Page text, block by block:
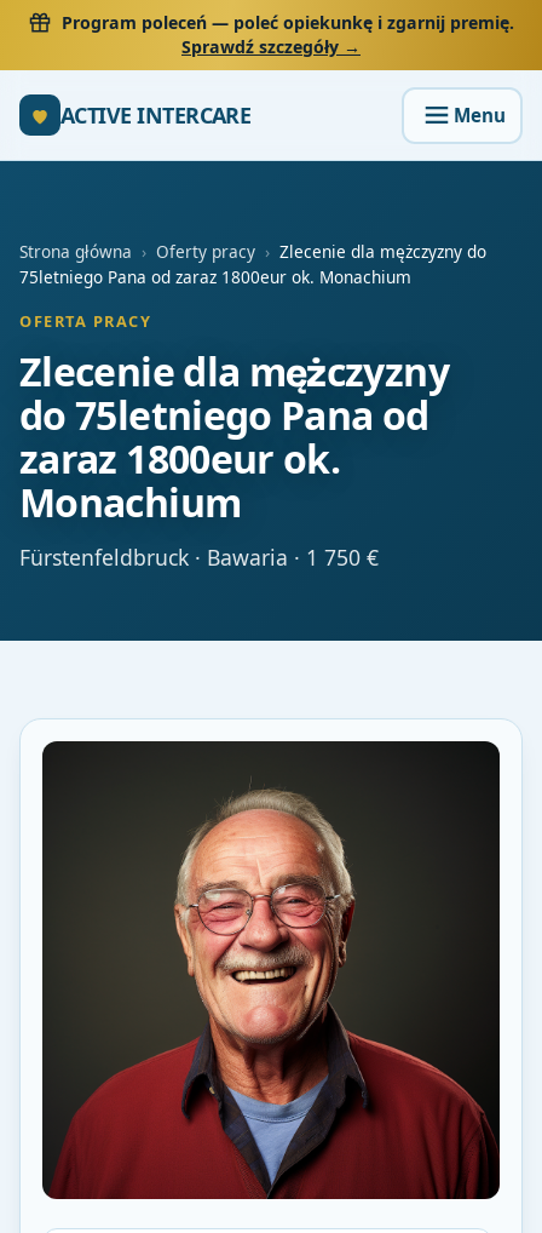
Program poleceń— poleć opiekunkę i zgarnij premię.
Sprawdź szczegóły →
ACTIVE INTERCARE
Strona główna › Oferty pracy › Zlecenie dla mężczyzny do
75letniego Pana od zaraz 1800eur ok. Monachium
OFERTA PRACY
Zlecenie dla mężczyzny
do 75letniego Pana od
zaraz 1800eur ok.
Monachium
Fürstenfeldbruck · Bawaria · 1 750 €